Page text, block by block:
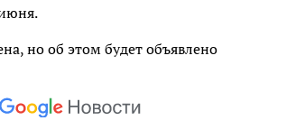
но об этом будет объявлено